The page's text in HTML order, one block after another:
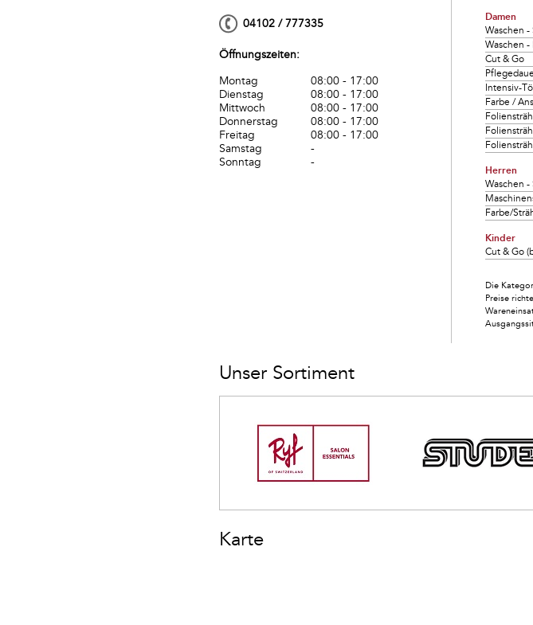
04102 / 777335
Öffnungszeiten:
Montag
08:00 - 17:00
Dienstag
08:00 - 17:00
Mittwoch
08:00 - 17:00
Donnerstag
08:00 - 17:00
Freitag
08:00 - 17:00
Samstag
-
Sonntag
-
Damen
Waschen
Waschen
Cut & Go
Intensiv-
Farbe /
Herren
Waschen
Farbe/
Kinder
Cut & Go
Die
Preise
Unser Sortiment
Karte